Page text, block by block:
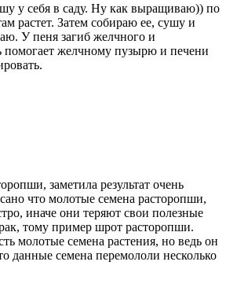
у себя в саду. Ну как выращиваю)) по
растет. Затем собираю ее, сушу и
У пеня загиб желчного и
помогает желчному пузырю и печени
заметила результат очень
что молотые семена расторопши,
иначе они теряют свои полезные
тому пример шрот расторопши.
молотые семена растения, но ведь он
данные семена перемололи несколько